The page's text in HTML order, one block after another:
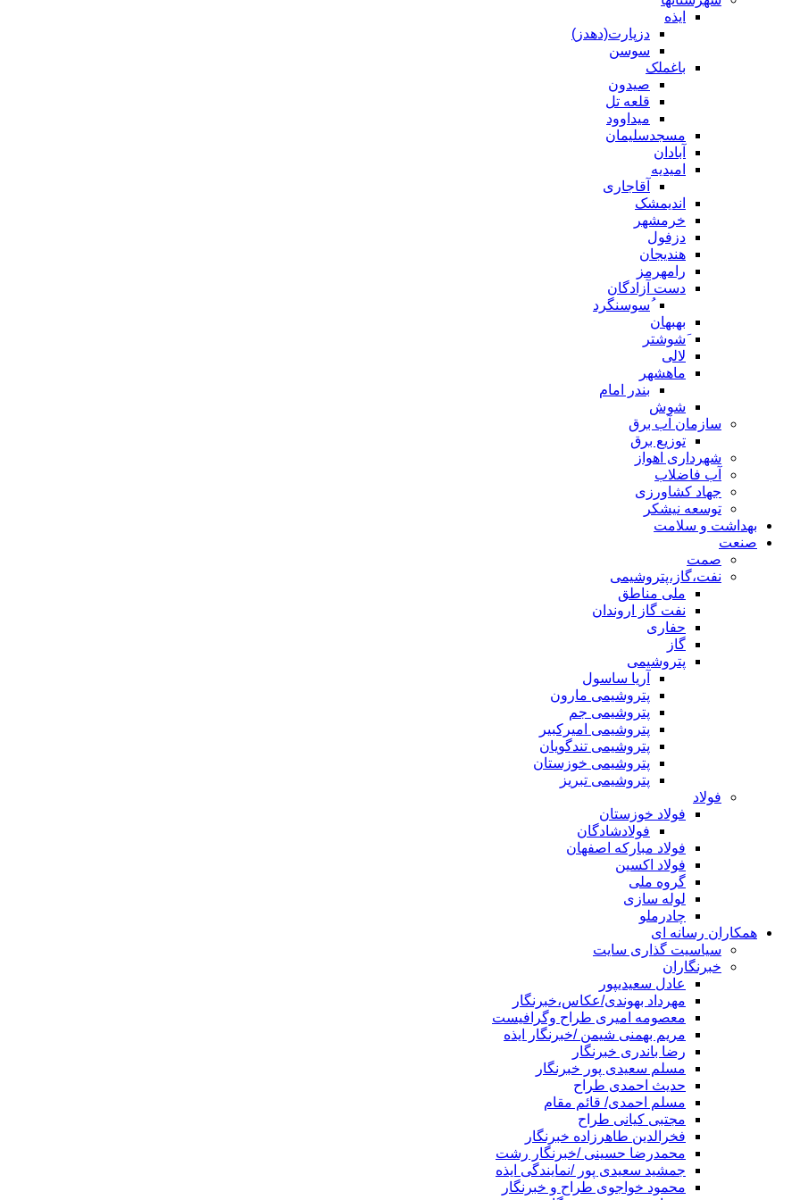
ایذه
دزپارت(دهدز)
سوسن
باغملک
صیدون
قلعه تل
میداوود
مسجدسلیمان
آبادان
امیدیه
آقاجاری
اندیمشک
خرمشهر
دزفول
هندیجان
رامهرمز
دست آزادگان
ُسوسنگرد
بهبهان
َشوشتر
لالی
ماهشهر
بندر امام
شوش
سازمان آب برق
توزیع برق
شهرداری اهواز
آب فاضلاب
جهاد کشاورزی
توسعه نیشکر
بهداشت و سلامت
صنعت
صمت
نفت،گاز،پتروشیمی
ملی مناطق
نفت گاز اروندان
حفاری
گاز
پتروشیمی
آریا ساسول
پتروشیمی مارون
پتروشیمی جم
پتروشیمی امیرکبیر
پتروشیمی تندگویان
پتروشیمی خوزستان
پتروشیمی تبریز
فولاد
فولاد خوزستان
فولادشادگان
فولاد مبارکه اصفهان
فولاد اکسین
گروه ملی
لوله سازی
چادرملو
همکاران رسانه ای
سیاسیت گذاری سایت
خبرنگاران
عادل سعیدیپور
مهرداد بهوندی/عکاس،خبرنگار
معصومه امیری طراح وگرافیست
مریم بهمنی شیمن /خبرنگار ایذه
رضا باندری خبرنگار
مسلم سعیدی پور خبرنگار
حدیث احمدی طراح
مسلم احمدی/ قائم مقام
مجتبی کیانی طراح
فخرالدین طاهرزاده خبرنگار
محمدرضا حسینی /خبرنگار رشت
جمشید سعیدی پور /نمایندگی ایذه
محمود خواجوی طراح و خبرنگار